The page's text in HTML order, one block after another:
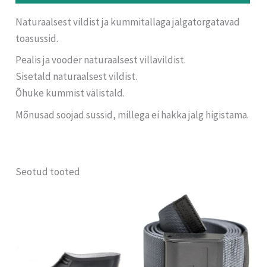
Naturaalsest vildist ja kummitallaga jalgatorgatavad
toasussid.
Pealis ja vooder naturaalsest villavildist.
Sisetald naturaalsest vildist.
Õhuke kummist välistald.
Mõnusad soojad sussid, millega ei hakka jalg higistama.
Seotud tooted